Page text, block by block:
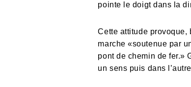
pointe le doigt dans la
Cette attitude
marche «soutenue par
pont de chemin de fer.»
un sens puis dans